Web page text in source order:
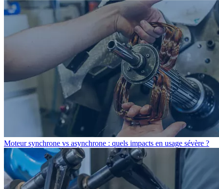
Moteur synchrone vs asynchrone : quels impacts en usage sévère ?